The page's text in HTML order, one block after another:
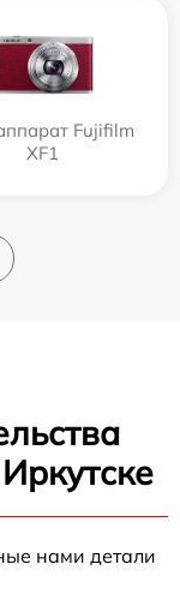
Fujifilm
XF1
нами детали